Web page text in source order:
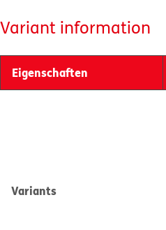
Variant information
Eigenschaften
Variants